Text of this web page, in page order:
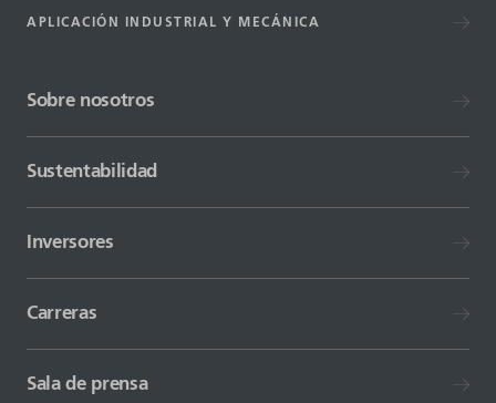
APLICACIÓN INDUSTRIAL Y MECÁNICA
Sobre nosotros
Sustentabilidad
Inversores
Carreras
Sala de prensa